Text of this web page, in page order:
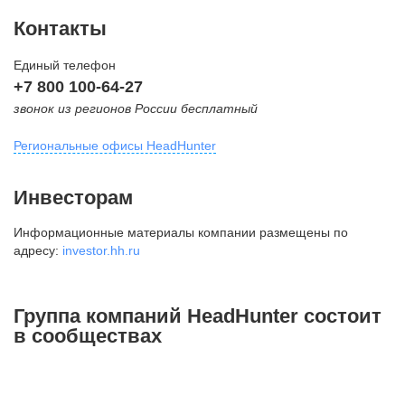
Контакты
Единый телефон
+7 800 100-64-27
звонок из регионов России бесплатный
Региональные офисы HeadHunter
внутригородская территория
Муниципальный округ Тверской,
2-я Брестская ул., д. 48,
+7 495 980-64-27
Инвесторам
Информационные материалы компании размещены по
адресу: investor.hh.ru
Группа компаний HeadHunter состоит
в сообществах